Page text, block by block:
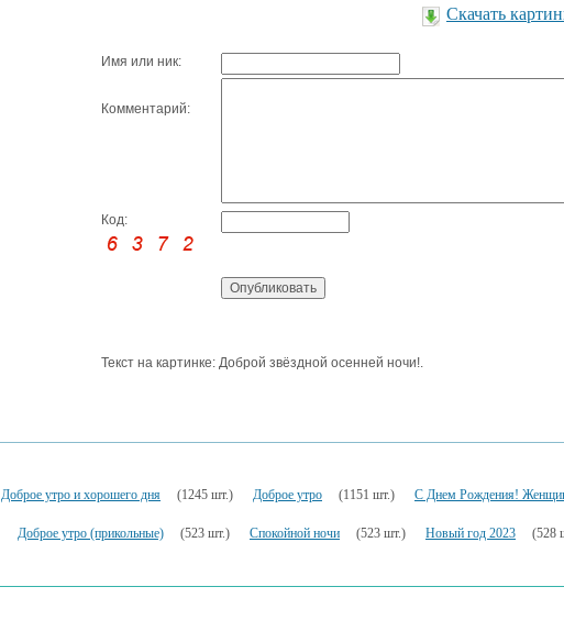
Скачать
Имя или ник:
Комментарий:
Код:
Текст на картинке: Доброй звёздной осенней ночи!.
Доброе утро и хорошего дня (1245 шт.) Доброе утро (1151 шт.) С Днем Рождения!
Доброе утро (прикольные) (523 шт.) Спокойной ночи (523 шт.) Новый год 2023 (528